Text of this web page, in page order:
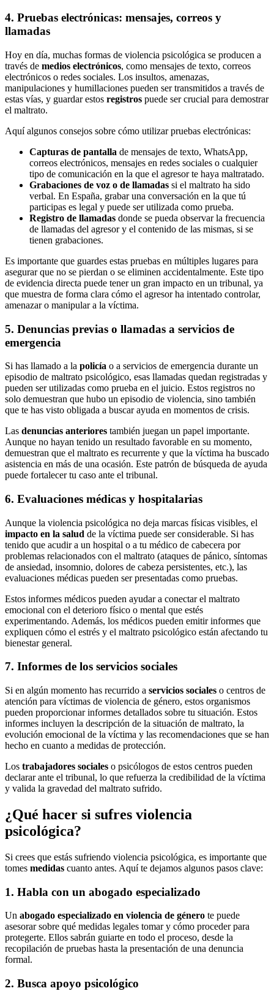
4. Pruebas electrónicas: mensajes, correos y
llamadas
Hoy en día, muchas formas de violencia psicológica se producen a
través de medios electrónicos, como mensajes de texto, correos
electrónicos o redes sociales. Los insultos, amenazas,
manipulaciones y humillaciones pueden ser transmitidos a través de
estas vías, y guardar estos registros puede ser crucial para demostrar
el maltrato.
Aquí algunos consejos sobre cómo utilizar pruebas electrónicas:
Capturas de pantalla de mensajes de texto, WhatsApp,
correos electrónicos, mensajes en redes sociales o cualquier
tipo de comunicación en la que el agresor te haya maltratado.
Grabaciones de voz o de llamadas si el maltrato ha sido
verbal. En España, grabar una conversación en la que tú
participas es legal y puede ser utilizada como prueba.
Registro de llamadas donde se pueda observar la frecuencia
de llamadas del agresor y el contenido de las mismas, si se
tienen grabaciones.
Es importante que guardes estas pruebas en múltiples lugares para
asegurar que no se pierdan o se eliminen accidentalmente. Este tipo
de evidencia directa puede tener un gran impacto en un tribunal, ya
que muestra de forma clara cómo el agresor ha intentado controlar,
amenazar o manipular a la víctima.
5. Denuncias previas o llamadas a servicios de
emergencia
Si has llamado a la policía o a servicios de emergencia durante un
episodio de maltrato psicológico, esas llamadas quedan registradas y
pueden ser utilizadas como prueba en el juicio. Estos registros no
solo demuestran que hubo un episodio de violencia, sino también
que te has visto obligada a buscar ayuda en momentos de crisis.
Las denuncias anteriores también juegan un papel importante.
Aunque no hayan tenido un resultado favorable en su momento,
demuestran que el maltrato es recurrente y que la víctima ha buscado
asistencia en más de una ocasión. Este patrón de búsqueda de ayuda
puede fortalecer tu caso ante el tribunal.
6. Evaluaciones médicas y hospitalarias
Aunque la violencia psicológica no deja marcas físicas visibles, el
impacto en la salud de la víctima puede ser considerable. Si has
tenido que acudir a un hospital o a tu médico de cabecera por
problemas relacionados con el maltrato (ataques de pánico, síntomas
de ansiedad, insomnio, dolores de cabeza persistentes, etc.), las
evaluaciones médicas pueden ser presentadas como pruebas.
Estos informes médicos pueden ayudar a conectar el maltrato
emocional con el deterioro físico o mental que estés
experimentando. Además, los médicos pueden emitir informes que
expliquen cómo el estrés y el maltrato psicológico están afectando tu
bienestar general.
7. Informes de los servicios sociales
Si en algún momento has recurrido a servicios sociales o centros de
atención para víctimas de violencia de género, estos organismos
pueden proporcionar informes detallados sobre tu situación. Estos
informes incluyen la descripción de la situación de maltrato, la
evolución emocional de la víctima y las recomendaciones que se han
hecho en cuanto a medidas de protección.
Los trabajadores sociales o psicólogos de estos centros pueden
declarar ante el tribunal, lo que refuerza la credibilidad de la víctima
y valida la gravedad del maltrato sufrido.
¿Qué hacer si sufres violencia
psicológica?
Si crees que estás sufriendo violencia psicológica, es importante que
tomes medidas cuanto antes. Aquí te dejamos algunos pasos clave:
1. Habla con un abogado especializado
Un abogado especializado en violencia de género te puede
asesorar sobre qué medidas legales tomar y cómo proceder para
protegerte. Ellos sabrán guiarte en todo el proceso, desde la
recopilación de pruebas hasta la presentación de una denuncia
formal.
2. Busca apoyo psicológico